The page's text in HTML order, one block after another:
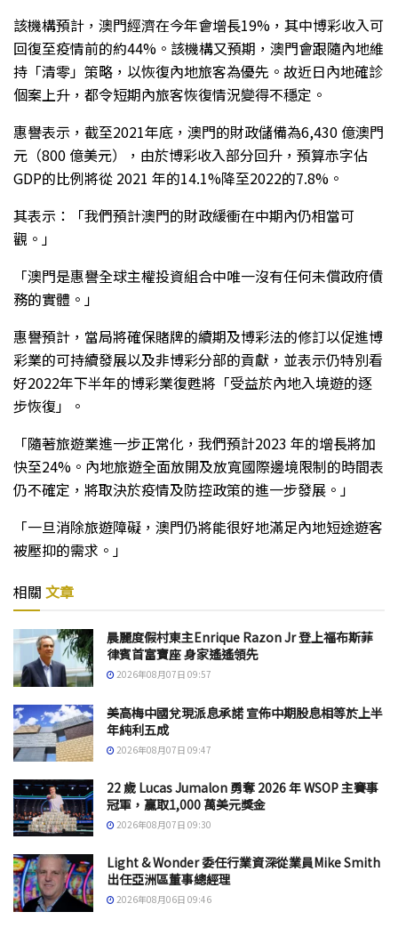
該機構預計，澳門經濟在今年會增長19%，其中博彩收入可
回復至疫情前的約44%。該機構又預期，澳門會跟隨內地維
持「清零」策略，以恢復內地旅客為優先。故近日內地確診
個案上升，都令短期內旅客恢復情況變得不穩定。
惠譽表示，截至2021年底，澳門的財政儲備為6,430 億澳門
元（800 億美元），由於博彩收入部分回升，預算赤字佔
GDP的比例將從 2021 年的14.1%降至2022的7.8%。
其表示：「我們預計澳門的財政緩衝在中期內仍相當可
觀。」
「澳門是惠譽全球主權投資組合中唯一沒有任何未償政府債
務的實體。」
惠譽預計，當局將確保賭牌的續期及博彩法的修訂以促進博
彩業的可持續發展以及非博彩分部的貢獻，並表示仍特別看
好2022年下半年的博彩業復甦將「受益於內地入境遊的逐
步恢復」。
「隨著旅遊業進一步正常化，我們預計2023 年的增長將加
快至24%。內地旅遊全面放開及放寬國際邊境限制的時間表
仍不確定，將取決於疫情及防控政策的進一步發展。」
「一旦消除旅遊障礙，澳門仍將能很好地滿足內地短途遊客
被壓抑的需求。」
相關 文章
晨麗度假村東主Enrique Razon Jr 登上福布斯菲
律賓首富寶座 身家遙遙領先
2026年08月07日 09:57
美高梅中國兌現派息承諾 宣佈中期股息相等於上半
年純利五成
2026年08月07日 09:47
22 歲 Lucas Jumalon 勇奪 2026 年 WSOP 主賽事
冠軍，贏取1,000 萬美元獎金
2026年08月07日 09:30
Light & Wonder 委任行業資深從業員Mike Smith
出任亞洲區董事總經理
2026年08月06日 09:46